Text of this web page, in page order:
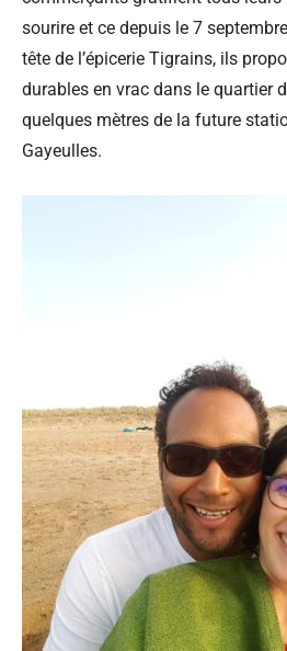
sourire et ce depuis le 7
tête de l’épicerie Tigrains, ils
durables en vrac dans le quartier
quelques mètres de la future
Gayeulles.